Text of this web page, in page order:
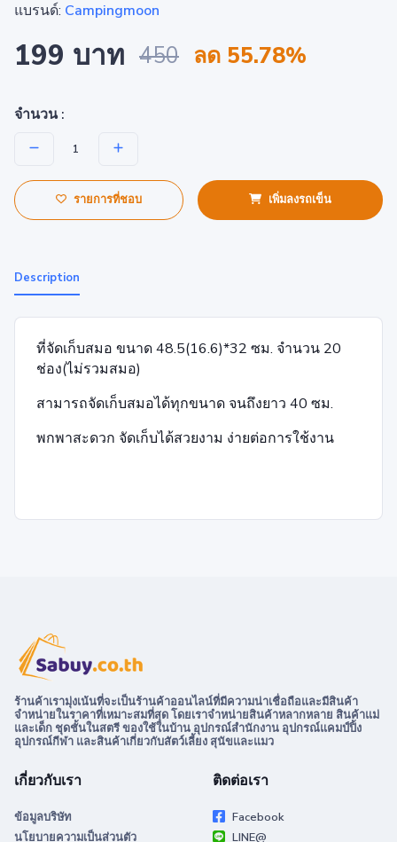
แบรนด์: Campingmoon
199 บาท 450 ลด 55.78%
จำนวน :
รายการที่ชอบ เพิ่มลงรถเข็น
Description
ที่จัดเก็บสมอ ขนาด 48.5(16.6)*32 ซม. จำนวน 20
ช่อง(ไม่รวมสมอ)
สามารถจัดเก็บสมอได้ทุกขนาด จนถึงยาว 40 ซม.
พกพาสะดวก จัดเก็บได้สวยงาม ง่ายต่อการใช้งาน
ร้านค้าเรามุ่งเน้นที่จะเป็นร้านค้าออนไลน์ที่มีความน่าเชื่อถือและมีสินค้า
จำหน่ายในราคาที่เหมาะสมที่สุด โดยเราจำหน่ายสินค้าหลากหลาย สินค้าแม่
และเด็ก ชุดชั้นในสตรี ของใช้ในบ้าน อุปกรณ์สำนักงาน อุปกรณ์แคมป์ปิ้ง
อุปกรณ์กีฬา และสินค้าเกี่ยวกับสัตว์เลี้ยง สุนัขและแมว
เกี่ยวกับเรา
ข้อมูลบริษัท
นโยบายความเป็นส่วนตัว
ติดต่อเรา
Facebook
LINE@